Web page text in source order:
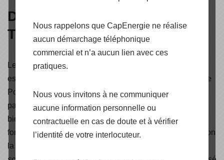
Données techniques du TS
Tesvolt
Le système stockage autoconsommation TS Tesvolt
est composé en partie supérieure de l’armoire de "l’Active
Power Unit" (#1.du schéma ci dessous)comprenant la
partie intelligente du système dont la plate-forme
bidirectionnelle BMS. Le reste des emplacements sous
forme de rack sont destinés à accueillir les "Modules"selon
la référence de l’armoire. Chaque "Module" (
Nous rappelons que CapEnergie ne réalise
aucun démarchage téléphonique
commercial et n’a aucun lien avec ces
pratiques.
Nous vous invitons à ne communiquer
aucune information personnelle ou
contractuelle en cas de doute et à vérifier
l’identité de votre interlocuteur.